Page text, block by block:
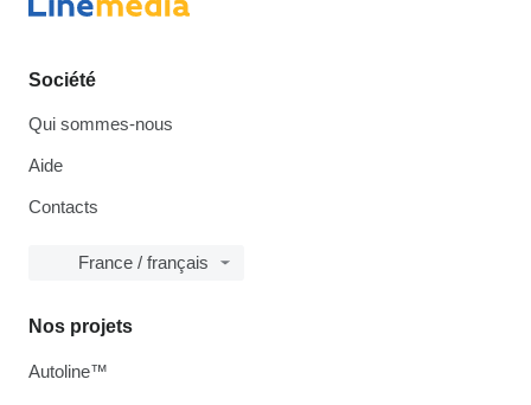
Société
Qui sommes-nous
Aide
Contacts
France / français
Nos projets
Autoline™